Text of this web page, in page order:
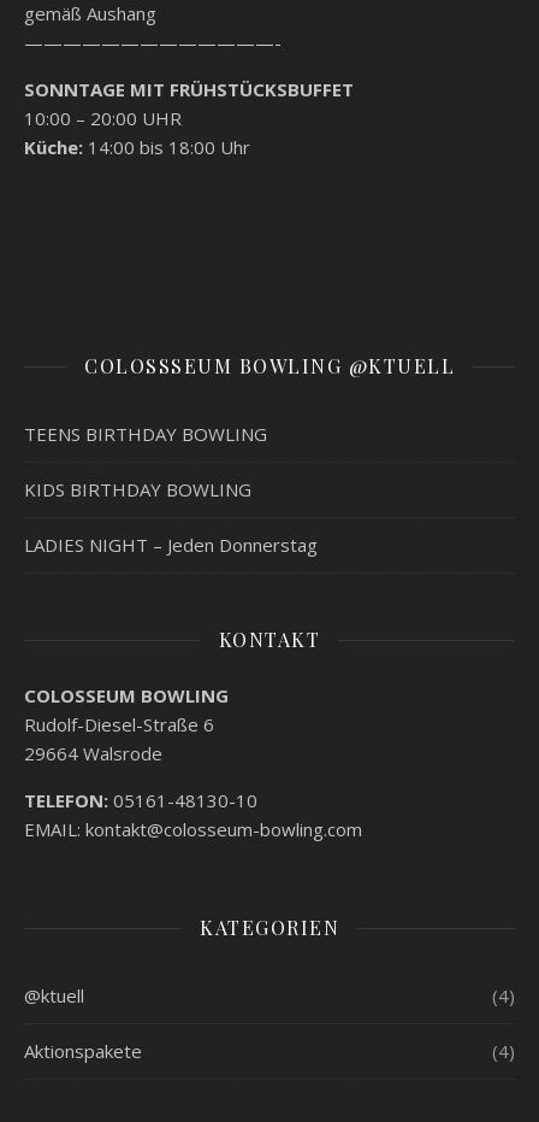
gemäß Aushang
—————————————-
SONNTAGE MIT FRÜHSTÜCKSBUFFET
10:00 – 20:00 UHR
Küche: 14:00 bis 18:00 Uhr
COLOSSSEUM BOWLING @KTUELL
TEENS BIRTHDAY BOWLING
KIDS BIRTHDAY BOWLING
LADIES NIGHT – Jeden Donnerstag
KONTAKT
COLOSSEUM BOWLING
Rudolf-Diesel-Straße 6
29664 Walsrode
TELEFON: 05161-48130-10
EMAIL: kontakt@colosseum-bowling.com
KATEGORIEN
@ktuell (4)
Aktionspakete (4)